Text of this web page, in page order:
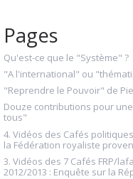
Pages
Qu'est-ce que le "Système" ?
"A l'international" ou
"Reprendre le Pouvoir" de
Douze contributions pour
tous"
4. Vidéos des Cafés
la Fédération royaliste
3. Vidéos des 7 Cafés FRP/
2012/2013 : Enquête sur la